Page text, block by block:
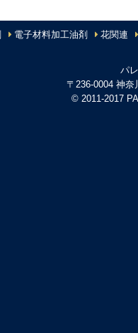
電子材料加工油剤 花関連
パ
〒236-0004 神奈
© 2011-2017